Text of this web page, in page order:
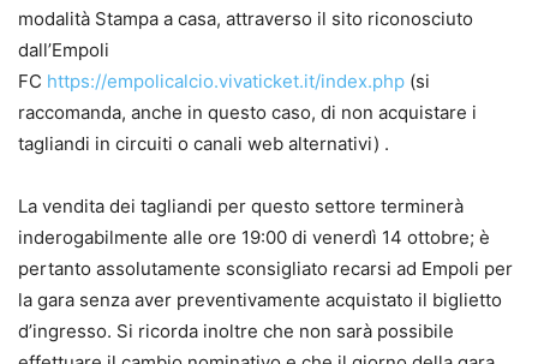
modalità Stampa a casa, attraverso il sito riconosciuto
dall’Empoli
FC https://empolicalcio.vivaticket.it/index.php (si
raccomanda, anche in questo caso, di non acquistare i
tagliandi in circuiti o canali web alternativi) .
La vendita dei tagliandi per questo settore terminerà
inderogabilmente alle ore 19:00 di venerdì 14 ottobre; è
pertanto assolutamente sconsigliato recarsi ad Empoli per
la gara senza aver preventivamente acquistato il biglietto
d’ingresso. Si ricorda inoltre che non sarà possibile